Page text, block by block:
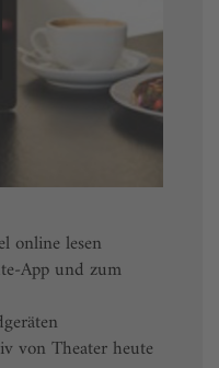
online lesen
App und zum
von Theater heute